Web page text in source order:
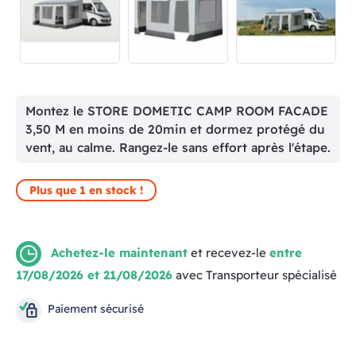
Montez le STORE DOMETIC CAMP ROOM FACADE
3,50 M en moins de 20min et dormez protégé du
vent, au calme. Rangez-le sans effort après l'étape.
Plus que 1 en stock !
Achetez-le maintenant et recevez-le entre
17/08/2026 et 21/08/2026 avec Transporteur spécialisé
Paiement sécurisé